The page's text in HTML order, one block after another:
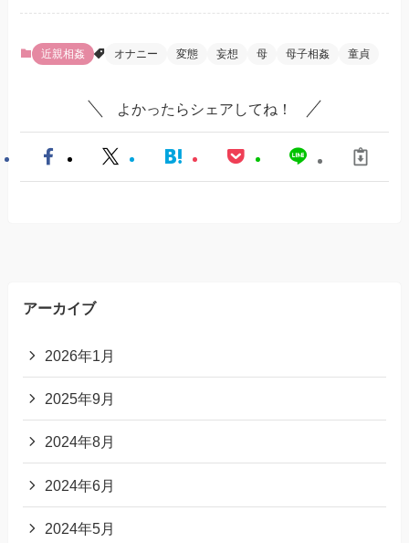
近親相姦 オナニー 変態 妄想 母 母子相姦 童貞
よかったらシェアしてね！
アーカイブ
2026年1月
2025年9月
2024年8月
2024年6月
2024年5月